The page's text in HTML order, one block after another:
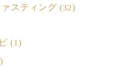
スティング (32)
(1)